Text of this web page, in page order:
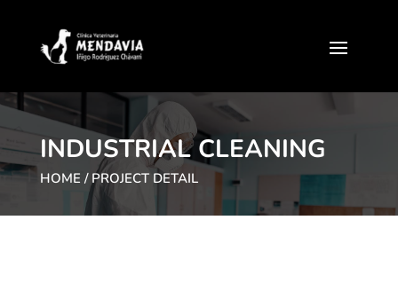
INDUSTRIAL CLEANING
HOME / PROJECT DETAIL